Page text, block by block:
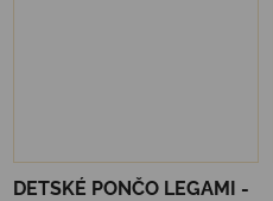
DETSKÉ PONČO LEGAMI -